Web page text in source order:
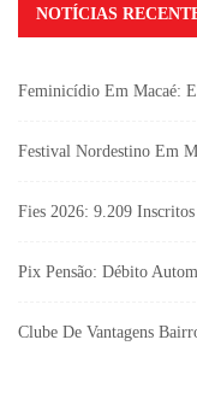
NOTÍCIAS
Feminicídio Em Macaé:
Festival Nordestino Em
Fies 2026: 9.209
Pix Pensão: Débito
Clube De Vantagens